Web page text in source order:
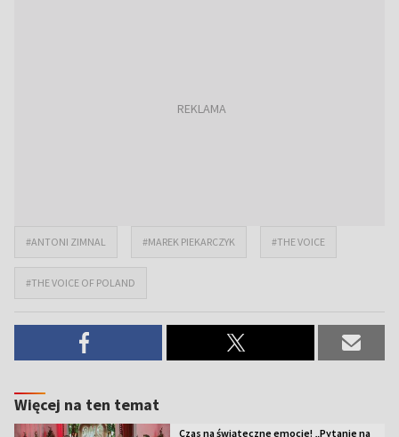
#ANTONI ZIMNAL #MAREK PIEKARCZYK #THE VOICE
#THE VOICE OF POLAND
Więcej na ten temat
Czas na świąteczne emocje! „Pytanie na